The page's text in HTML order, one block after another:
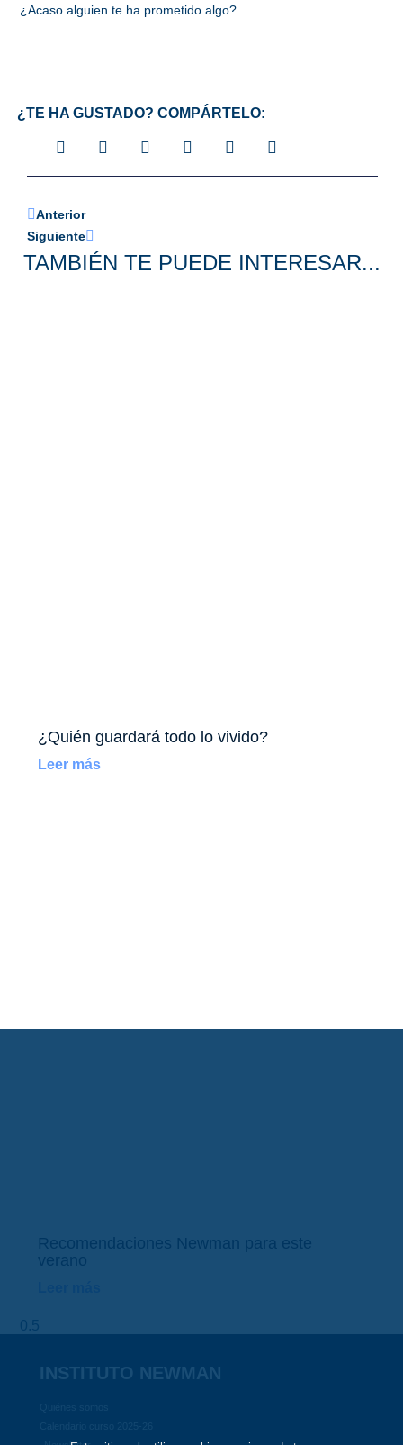
¿Acaso alguien te ha prometido algo?
¿TE HA GUSTADO? COMPÁRTELO:
Anterior
Siguiente
TAMBIÉN TE PUEDE INTERESAR...
¿Quién guardará todo lo vivido?
Leer más
Recomendaciones Newman para este
verano
INSTITUTO NEWMAN